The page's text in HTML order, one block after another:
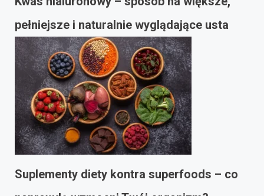
pełniejsze i naturalnie wyglądające usta
Suplementy diety kontra superfoods – co